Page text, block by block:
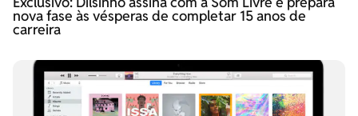
nova fase às vésperas de completar 15 anos de
carreira